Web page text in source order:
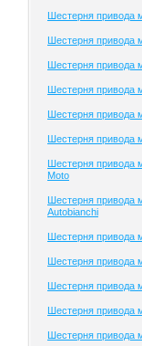
Шестерня привода
Шестерня привода
Шестерня привода
Шестерня привода
Шестерня привода
Шестерня привода
Шестерня привода
Moto
Шестерня привода
Autobianchi
Шестерня привода
Шестерня привода
Шестерня привода
Шестерня привода
Шестерня привода